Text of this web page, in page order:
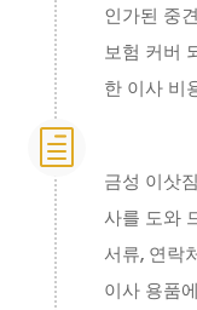
인가된 중
보험 커버
한 이사 비
h
금성 이삿
사를 도와
서류, 연락
이사 용품